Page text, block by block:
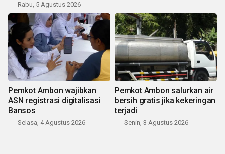
Rabu, 5 Agustus 2026
Pemkot Ambon wajibkan
ASN registrasi digitalisasi
Bansos
Selasa, 4 Agustus 2026
Pemkot Ambon salurkan air
bersih gratis jika kekeringan
terjadi
Senin, 3 Agustus 2026